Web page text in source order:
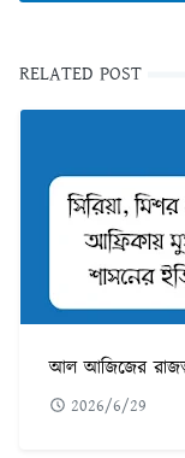
RELATED POST
আল আজিজের
2026/6/29